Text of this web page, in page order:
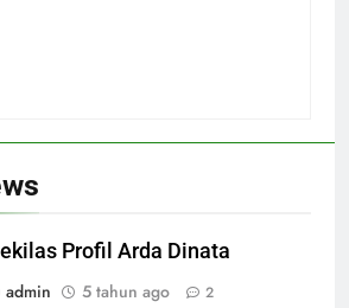
Profil Arda Dinata
admin
5 tahun ago 2